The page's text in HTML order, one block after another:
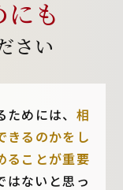
にも
さい
めには、 相
きるのかをし
ることが重要
はないと思っ